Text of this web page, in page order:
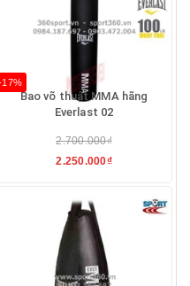
17%
Bao võ thuật MMA hãng
Everlast 02
2.700.000₫
2.250.000₫